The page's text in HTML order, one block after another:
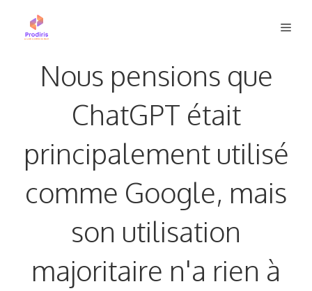
Nous pensions que
ChatGPT était
principalement utilisé
comme Google, mais
son utilisation
majoritaire n'a rien à